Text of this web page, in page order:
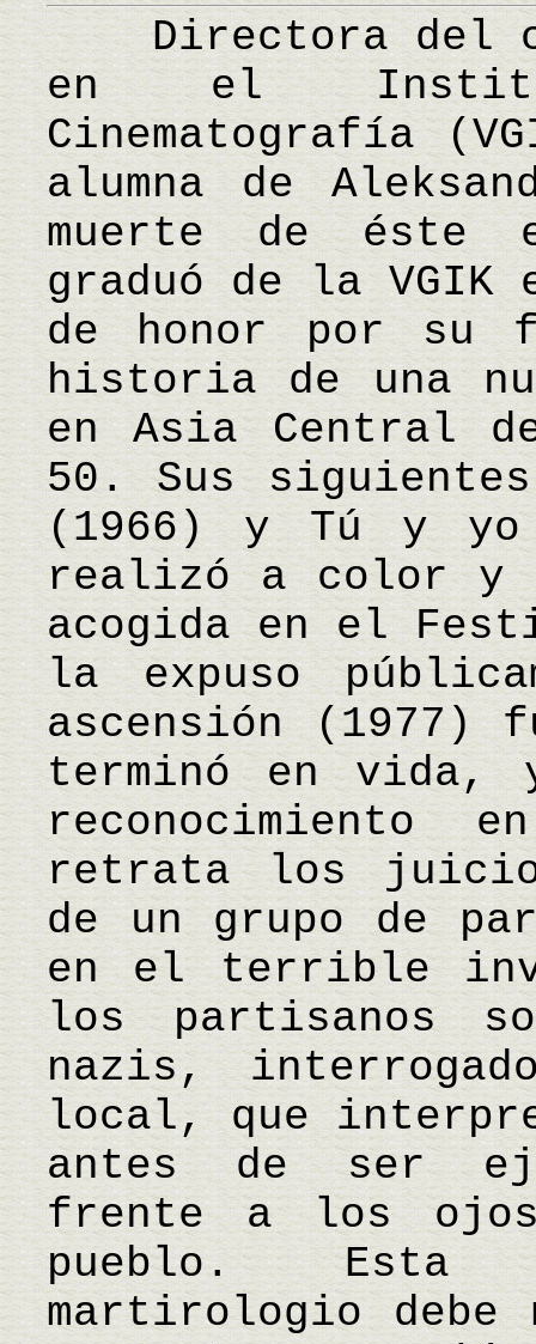
Directora del
en el
Cinematografía
alumna de
muerte de éste
graduó de la VGIK
de honor por su
historia de una
en Asia Central
50. Sus
(1966) y Tú y
realizó a color y
acogida en el
la expuso
ascensión (1977)
terminó en vida,
reconocimiento
retrata los
de un grupo de
en el terrible
los partisanos
nazis,
local, que
antes de ser
frente a los
pueblo. Esta
martirologio debe